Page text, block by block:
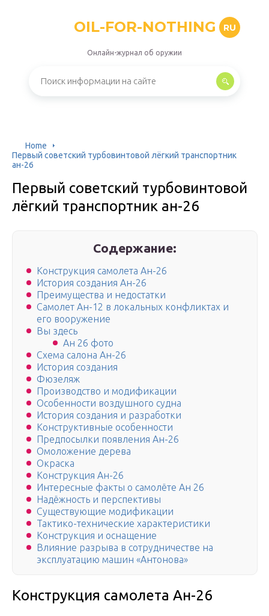
OIL-FOR-NOTHING RU
Онлайн-журнал об оружии
Home
Первый советский турбовинтовой лёгкий транспортник
ан-26
Первый советский турбовинтовой
лёгкий транспортник ан-26
Содержание:
Конструкция самолета Ан-26
История создания Ан-26
Преимущества и недостатки
Самолет Ан-12 в локальных конфликтах и
его вооружение
Вы здесь
Ан 26 фото
Схема салона Ан-26
История создания
Фюзеляж
Производство и модификации
Особенности воздушного судна
История создания и разработки
Конструктивные особенности
Предпосылки появления Ан-26
Омоложение дерева
Окраска
Конструкция Ан-26
Интересные факты о самолёте Ан 26
Надёжность и перспективы
Существующие модификации
Тактико-технические характеристики
Конструкция и оснащение
Влияние разрыва в сотрудничестве на
эксплуатацию машин «Антонова»
Конструкция самолета Ан-26